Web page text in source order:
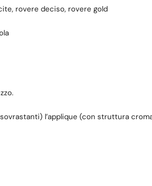
rovere deciso, rovere gold
l’applique (con struttura